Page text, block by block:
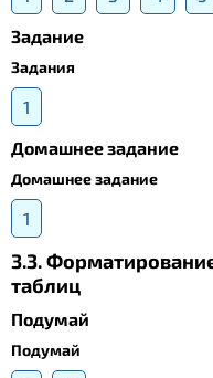
Задание
Задания
1
Домашнее задание
Домашнее задание
1
3.3.
таблиц
Подумай
Подумай